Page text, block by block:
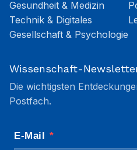
Gesundheit & Medizin
Technik & Digitales
Gesellschaft & Psychologie
Wissenschaft-
Die wichtigsten
Postfach.